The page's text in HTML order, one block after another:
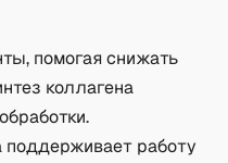
помогая снижать
коллагена
поддерживает работу